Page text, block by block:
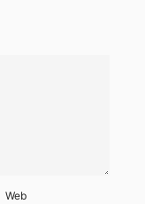
Web